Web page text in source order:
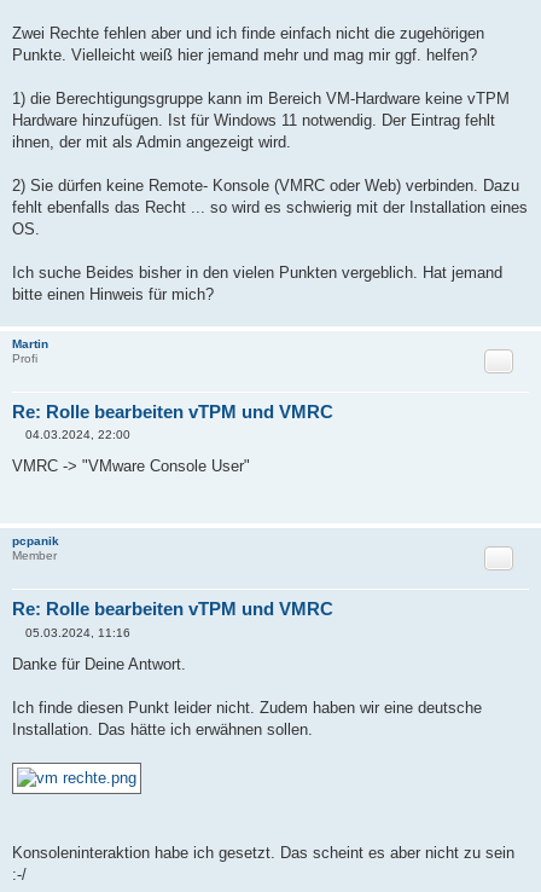
Zwei Rechte fehlen aber und ich finde einfach nicht die zugehörigen
Punkte. Vielleicht weiß hier jemand mehr und mag mir ggf. helfen?
1) die Berechtigungsgruppe kann im Bereich VM-Hardware keine vTPM
Hardware hinzufügen. Ist für Windows 11 notwendig. Der Eintrag fehlt
ihnen, der mit als Admin angezeigt wird.
2) Sie dürfen keine Remote- Konsole (VMRC oder Web) verbinden. Dazu
fehlt ebenfalls das Recht ... so wird es schwierig mit der Installation eines
OS.
Ich suche Beides bisher in den vielen Punkten vergeblich. Hat jemand
bitte einen Hinweis für mich?
Martin
Profi
Re: Rolle bearbeiten vTPM und VMRC
Zitat
e
i
g
04.03.2024, 22:00
VMRC -> "VMware Console User"
pcpanik
Member
Re: Rolle bearbeiten vTPM und VMRC
Zitat
i
r
a
g
05.03.2024, 11:16
Danke für Deine Antwort.
Ich finde diesen Punkt leider nicht. Zudem haben wir eine deutsche
Installation. Das hätte ich erwähnen sollen.
Konsoleninteraktion habe ich gesetzt. Das scheint es aber nicht zu sein
:-/